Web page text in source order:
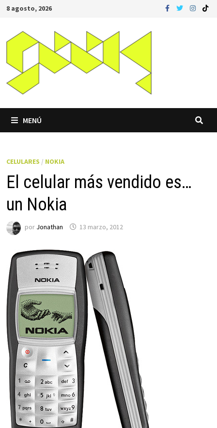
Saltar
contenido
8 agosto, 2026
MENÚ
CELULARES / NOKIA
El celular más vendido es…
un Nokia
por Jonathan 13 marzo, 2012